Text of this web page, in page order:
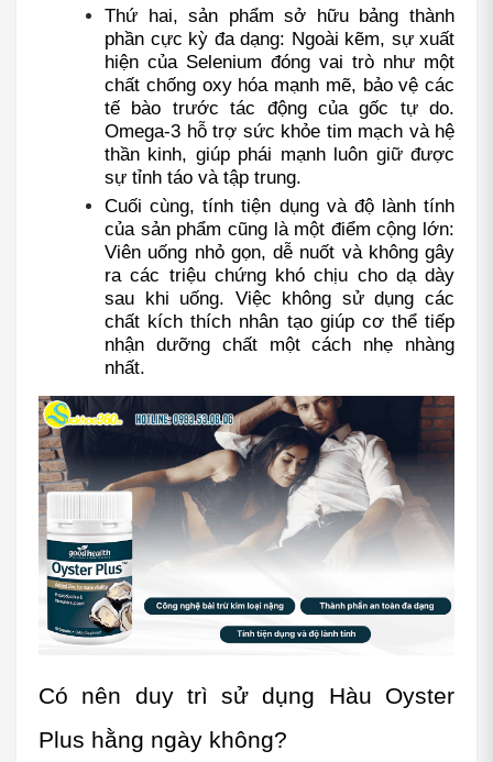
Thứ hai, sản phẩm sở hữu bảng thành
phần cực kỳ đa dạng: Ngoài kẽm, sự xuất
hiện của Selenium đóng vai trò như một
chất chống oxy hóa mạnh mẽ, bảo vệ các
tế bào trước tác động của gốc tự do.
Omega-3 hỗ trợ sức khỏe tim mạch và hệ
thần kinh, giúp phái mạnh luôn giữ được
sự tỉnh táo và tập trung.
Cuối cùng, tính tiện dụng và độ lành tính
của sản phẩm cũng là một điểm cộng lớn:
Viên uống nhỏ gọn, dễ nuốt và không gây
ra các triệu chứng khó chịu cho dạ dày
sau khi uống. Việc không sử dụng các
chất kích thích nhân tạo giúp cơ thể tiếp
nhận dưỡng chất một cách nhẹ nhàng
nhất.
Có nên duy trì sử dụng Hàu Oyster
Plus hằng ngày không?